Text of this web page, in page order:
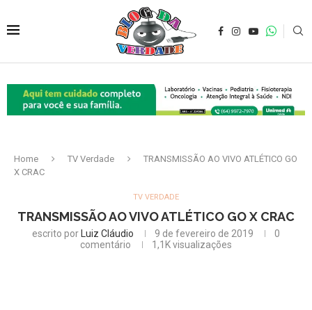
Home TV Verdade
TRANSMISSÃO AO VIVO ATLÉTICO GO
X CRAC
TV VERDADE
TRANSMISSÃO AO VIVO ATLÉTICO GO X CRAC
escrito por Luiz Cláudio 9 de fevereiro de 2019
0
comentário
1,1Kvisualizações